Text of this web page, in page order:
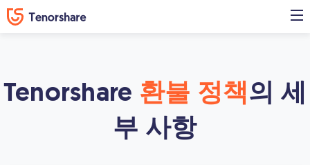
Tenorshare 환불 정책의 세
부 사항